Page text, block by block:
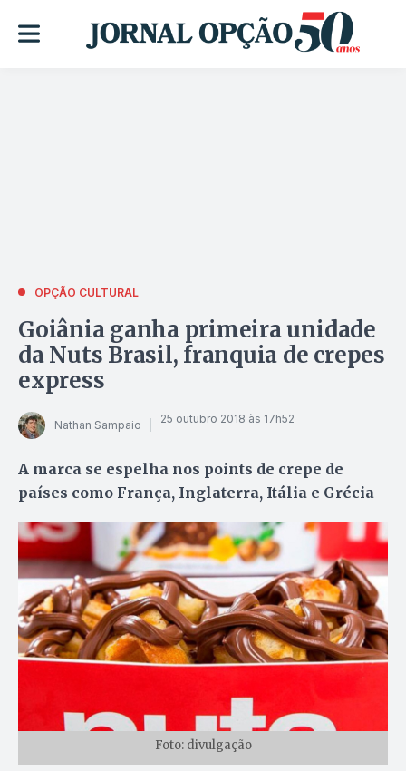
OPÇÃO CULTURAL
Goiânia ganha primeira unidade
da Nuts Brasil, franquia de crepes
express
Nathan Sampaio 25 outubro 2018 às 17h52
A marca se espelha nos points de crepe de
países como França, Inglaterra, Itália e Grécia
Foto: divulgação